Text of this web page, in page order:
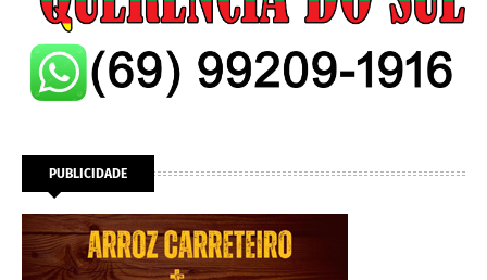
PUBLICIDADE